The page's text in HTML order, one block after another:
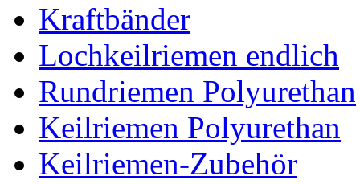
Kraftbänder
Lochkeilriemen endlich
Rundriemen Polyurethan
Keilriemen Polyurethan
Keilriemen-Zubehör